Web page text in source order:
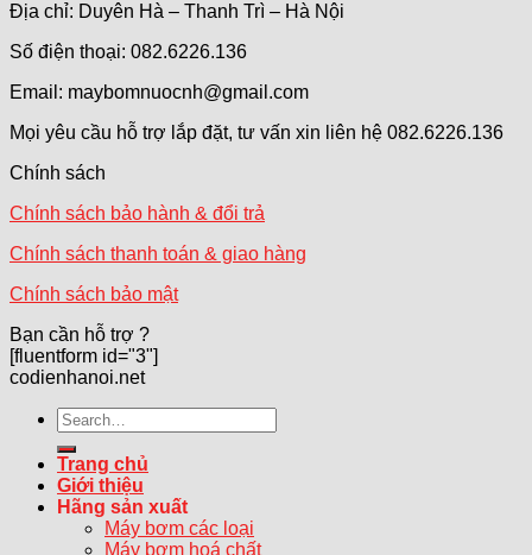
Địa chỉ: Duyên Hà – Thanh Trì – Hà Nội
Số điện thoại: 082.6226.136
Email: maybomnuocnh@gmail.com
Mọi yêu cầu hỗ trợ lắp đặt, tư vấn xin liên hệ 082.6226.136
Chính sách
Chính sách bảo hành & đổi trả
Chính sách thanh toán & giao hàng
Chính sách bảo mật
Bạn cần hỗ trợ ?
[fluentform id="3"]
codienhanoi.net
Search
for:
Trang chủ
Giới thiệu
Hãng sản xuất
Máy bơm các loại
Máy bơm hoá chất